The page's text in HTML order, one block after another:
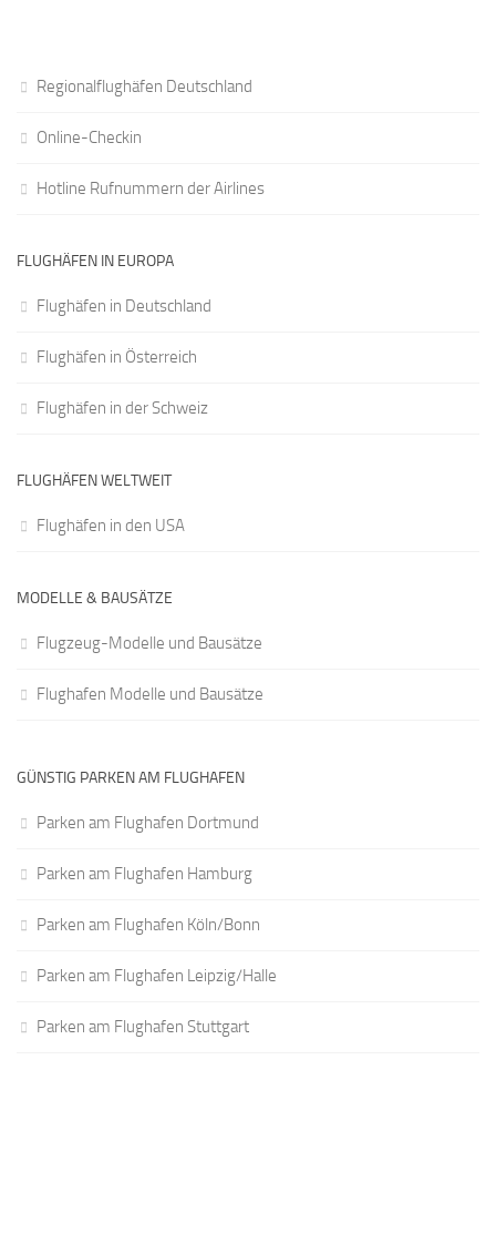
Regionalflughäfen Deutschland
Online-Checkin
Hotline Rufnummern der Airlines
FLUGHÄFEN IN EUROPA
Flughäfen in Deutschland
Flughäfen in Österreich
Flughäfen in der Schweiz
FLUGHÄFEN WELTWEIT
Flughäfen in den USA
MODELLE & BAUSÄTZE
Flugzeug-Modelle und Bausätze
Flughafen Modelle und Bausätze
GÜNSTIG PARKEN AM FLUGHAFEN
Parken am Flughafen Dortmund
Parken am Flughafen Hamburg
Parken am Flughafen Köln/Bonn
Parken am Flughafen Leipzig/Halle
Parken am Flughafen Stuttgart